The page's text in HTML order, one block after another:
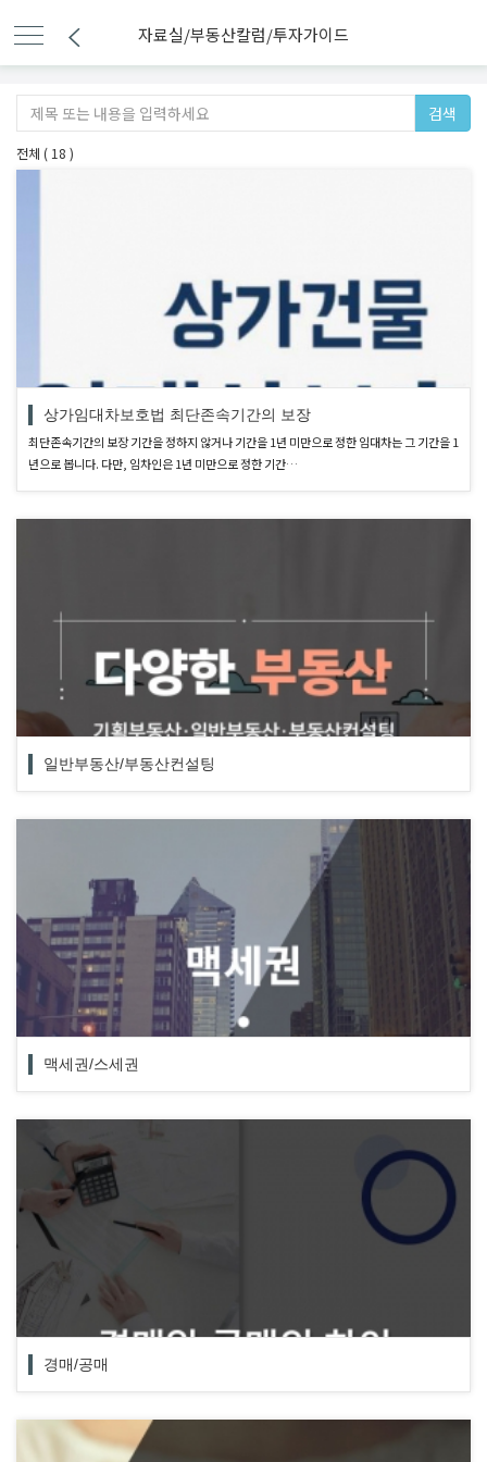
자료실/부동산칼럼/투자가이드
검색
전체 ( 18 )
상가임대차보호법 최단존속기간의 보장
최단존속기간의 보장 기간을 정하지 않거나 기간을 1년 미만으로 정한 임대차는 그 기간을 1
년으로 봅니다. 다만, 임차인은 1년 미만으로 정한 기간…
일반부동산/부동산컨설팅
맥세권/스세권
경매/공매